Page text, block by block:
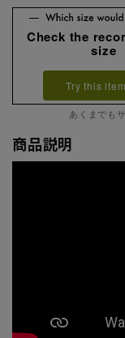
Check the
size
Try this
あくまでも
商品説明